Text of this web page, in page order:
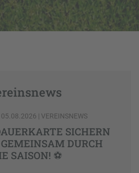
05.08.2026 | VEREINSNEWS
SICHERN
DURCH
SAISON! ⚽️